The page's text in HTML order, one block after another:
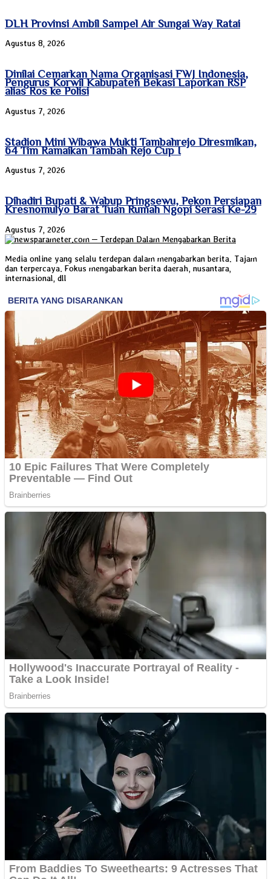
DLH Provinsi Ambil Sampel Air Sungai Way Ratai
Agustus 8, 2026
Dinilai Cemarkan Nama Organisasi FWJ Indonesia,
Pengurus Korwil Kabupaten Bekasi Laporkan RSP
alias Ros ke Polisi
Agustus 7, 2026
Stadion Mini Wibawa Mukti Tambahrejo Diresmikan,
64 Tim Ramaikan Tambah Rejo Cup I
Agustus 7, 2026
Dihadiri Bupati & Wabup Pringsewu, Pekon Persiapan
Kresnomulyo Barat Tuan Rumah Ngopi Serasi Ke-29
Agustus 7, 2026
Media online yang selalu terdepan dalam mengabarkan berita. Tajam
dan terpercaya. Fokus mengabarkan berita daerah, nusantara,
internasional, dll